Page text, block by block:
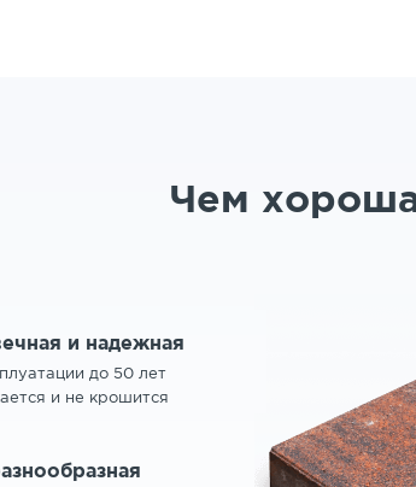
Чем
и надежная
до 50 лет
и не крошится